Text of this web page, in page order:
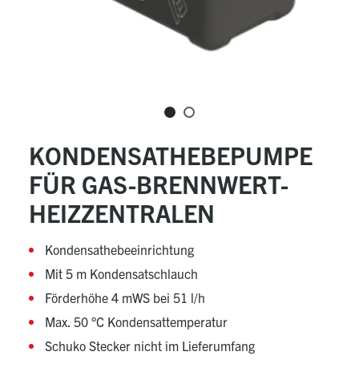
KONDENSATHEBEPUMPE
FÜR GAS-BRENNWERT-
HEIZZENTRALEN
Kondensathebeeinrichtung
Mit 5 m Kondensatschlauch
Förderhöhe 4 mWS bei 51 l/h
Max. 50 °C Kondensattemperatur
Schuko Stecker nicht im Lieferumfang